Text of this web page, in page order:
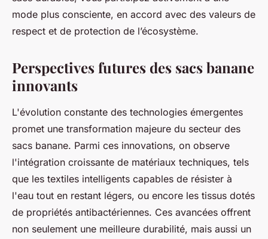
mode plus consciente, en accord avec des valeurs de
respect et de protection de l’écosystème.
Perspectives futures des sacs banane
innovants
L'évolution constante des technologies émergentes
promet une transformation majeure du secteur des
sacs banane. Parmi ces innovations, on observe
l'intégration croissante de matériaux techniques, tels
que les textiles intelligents capables de résister à
l'eau tout en restant légers, ou encore les tissus dotés
de propriétés antibactériennes. Ces avancées offrent
non seulement une meilleure durabilité, mais aussi un